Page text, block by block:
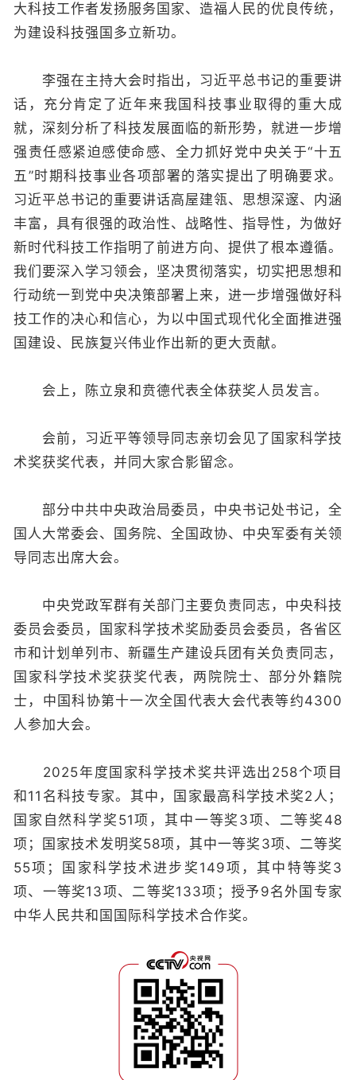
大科技工作者发扬服务国家、造福人民的优良传统，
为建设科技强国多立新功。
李强在主持大会时指出，习近平总书记的重要讲
话，充分肯定了近年来我国科技事业取得的重大成
就，深刻分析了科技发展面临的新形势，就进一步增
强责任感紧迫感使命感、全力抓好党中央关于“十五
五”时期科技事业各项部署的落实提出了明确要求。
习近平总书记的重要讲话高屋建瓴、思想深邃、内涵
丰富，具有很强的政治性、战略性、指导性，为做好
新时代科技工作指明了前进方向、提供了根本遵循。
我们要深入学习领会，坚决贯彻落实，切实把思想和
行动统一到党中央决策部署上来，进一步增强做好科
技工作的决心和信心，为以中国式现代化全面推进强
国建设、民族复兴伟业作出新的更大贡献。
会上，陈立泉和贲德代表全体获奖人员发言。
会前，习近平等领导同志亲切会见了国家科学技
术奖获奖代表，并同大家合影留念。
部分中共中央政治局委员，中央书记处书记，全
国人大常委会、国务院、全国政协、中央军委有关领
导同志出席大会。
中央党政军群有关部门主要负责同志，中央科技
委员会委员，国家科学技术奖励委员会委员，各省区
市和计划单列市、新疆生产建设兵团有关负责同志，
国家科学技术奖获奖代表，两院院士、部分外籍院
士，中国科协第十一次全国代表大会代表等约4300
人参加大会。
2025年度国家科学技术奖共评选出258个项目
和11名科技专家。其中，国家最高科学技术奖2人；
国家自然科学奖51项，其中一等奖3项、二等奖48
项；国家技术发明奖58项，其中一等奖3项、二等奖
55项；国家科学技术进步奖149项，其中特等奖3
项、一等奖13项、二等奖133项；授予9名外国专家
中华人民共和国国际科学技术合作奖。